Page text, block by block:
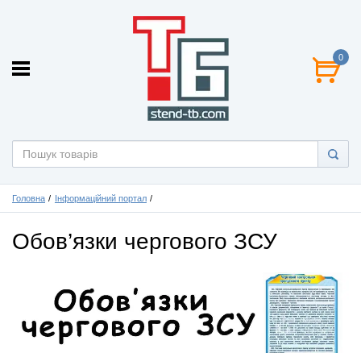
0
Головна Інформаційний портал
Обов’язки чергового ЗСУ